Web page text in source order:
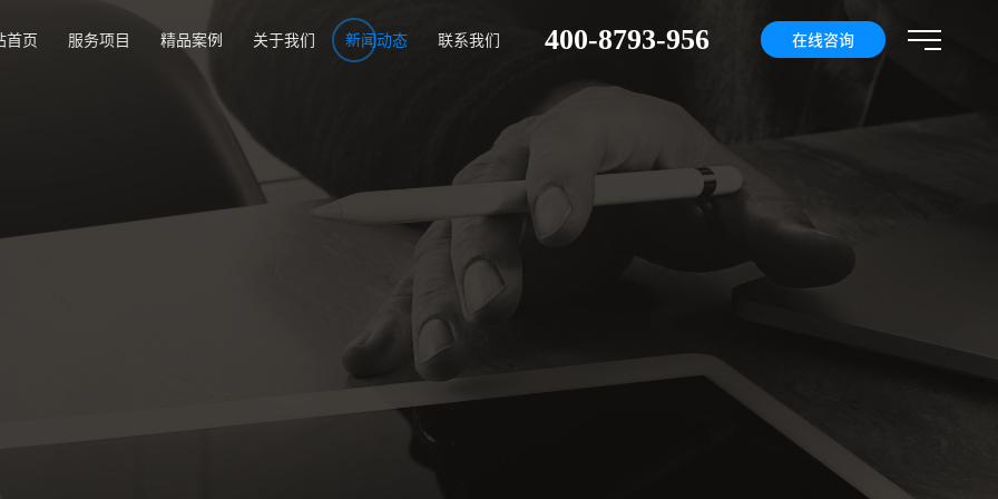
首页 服务项目 精品案例 关于我们 新闻动态 联系我们 400-8793-956 在线咨询